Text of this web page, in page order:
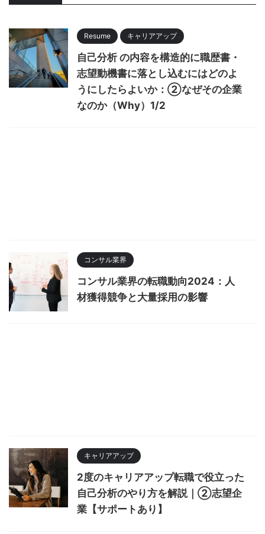
Resume キャリアアップ
自己分析 の内容を構造的に職歴書・
志望動機書に落とし込むにはどのよ
うにしたらよいか：②なぜその企業
なのか（Why）1/2
コンサル業界
コンサル業界の転職動向2024：人
材獲得競争と大量採用の影響
キャリアアップ
2度のキャリアアップ転職で役立った
自己分析のやり方を解説｜②志望企
業【サポートあり】